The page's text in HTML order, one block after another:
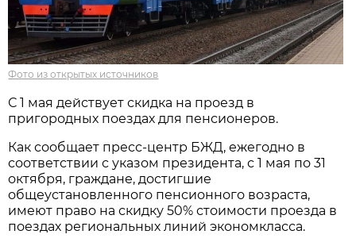
Фото из открытых источников
С 1 мая действует скидка на проезд в
пригородных поездах для пенсионеров.
Как сообщает пресс-центр БЖД, ежегодно в
соответствии с указом президента, с 1 мая по 31
октября, граждане, достигшие
общеустановленного пенсионного возраста,
имеют право на скидку 50% стоимости проезда в
поездах региональных линий экономкласса.